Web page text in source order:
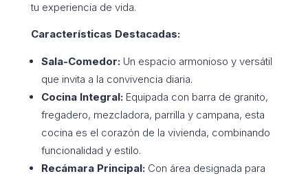
tu experiencia de vida.
Características Destacadas:
Sala-Comedor:Un espacio armonioso y versátil
que invita a la convivencia diaria.
Cocina Integral:Equipada con barra de granito,
fregadero, mezcladora, parrilla y campana, esta
cocina es el corazón de la vivienda, combinando
funcionalidad y estilo.
Recámara Principal:Con área designada para